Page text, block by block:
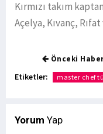
Kırmızı takım
Açelya, Kıvanç,
Önceki
Etiketler: master chef
Yorum Yap